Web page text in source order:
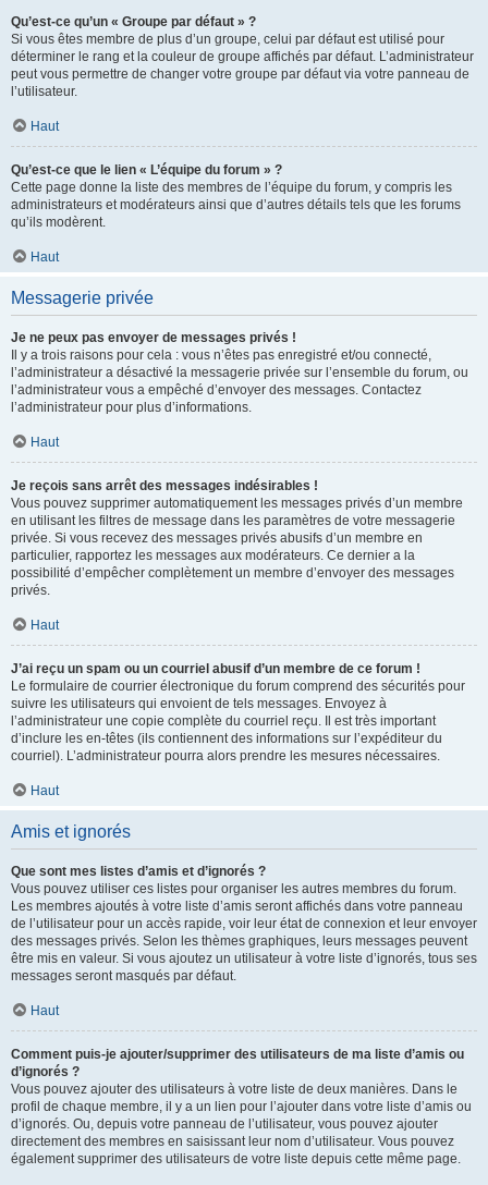
Qu’est-ce qu’un « Groupe par défaut » ?
Si vous êtes membre de plus d’un groupe, celui par défaut est utilisé pour
déterminer le rang et la couleur de groupe affichés par défaut. L’administrateur
peut vous permettre de changer votre groupe par défaut via votre panneau de
l’utilisateur.
Haut
Qu’est-ce que le lien « L’équipe du forum » ?
Cette page donne la liste des membres de l’équipe du forum, y compris les
administrateurs et modérateurs ainsi que d’autres détails tels que les forums
qu’ils modèrent.
Haut
Messagerie privée
Je ne peux pas envoyer de messages privés !
Il y a trois raisons pour cela : vous n’êtes pas enregistré et/ou connecté,
l’administrateur a désactivé la messagerie privée sur l’ensemble du forum, ou
l’administrateur vous a empêché d’envoyer des messages. Contactez
l’administrateur pour plus d’informations.
Haut
Je reçois sans arrêt des messages indésirables !
Vous pouvez supprimer automatiquement les messages privés d’un membre
en utilisant les filtres de message dans les paramètres de votre messagerie
privée. Si vous recevez des messages privés abusifs d’un membre en
particulier, rapportez les messages aux modérateurs. Ce dernier a la
possibilité d’empêcher complètement un membre d’envoyer des messages
privés.
Haut
J’ai reçu un spam ou un courriel abusif d’un membre de ce forum !
Le formulaire de courrier électronique du forum comprend des sécurités pour
suivre les utilisateurs qui envoient de tels messages. Envoyez à
l’administrateur une copie complète du courriel reçu. Il est très important
d’inclure les en-têtes (ils contiennent des informations sur l’expéditeur du
courriel). L’administrateur pourra alors prendre les mesures nécessaires.
Haut
Amis et ignorés
Que sont mes listes d’amis et d’ignorés ?
Vous pouvez utiliser ces listes pour organiser les autres membres du forum.
Les membres ajoutés à votre liste d’amis seront affichés dans votre panneau
de l’utilisateur pour un accès rapide, voir leur état de connexion et leur envoyer
des messages privés. Selon les thèmes graphiques, leurs messages peuvent
être mis en valeur. Si vous ajoutez un utilisateur à votre liste d’ignorés, tous ses
messages seront masqués par défaut.
Haut
Comment puis-je ajouter/supprimer des utilisateurs de ma liste d’amis ou
d’ignorés ?
Vous pouvez ajouter des utilisateurs à votre liste de deux manières. Dans le
profil de chaque membre, il y a un lien pour l’ajouter dans votre liste d’amis ou
d’ignorés. Ou, depuis votre panneau de l’utilisateur, vous pouvez ajouter
directement des membres en saisissant leur nom d’utilisateur. Vous pouvez
également supprimer des utilisateurs de votre liste depuis cette même page.